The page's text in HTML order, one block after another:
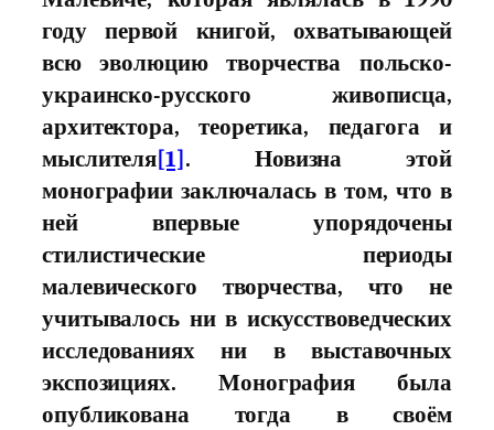
году первой книгой, охватывающей
всю эволюцию творчества польско-
украинско-русского живописца,
архитектора, теоретика, педагога и
мыслителя[1]. Новизна этой
монографии заключалась в том, что в
ней впервые упорядочены
стилистические периоды
малевического творчества, что не
учитывалось ни в искусствоведческих
исследованиях ни в выставочных
экспозициях. Монография была
опубликована тогда в своём